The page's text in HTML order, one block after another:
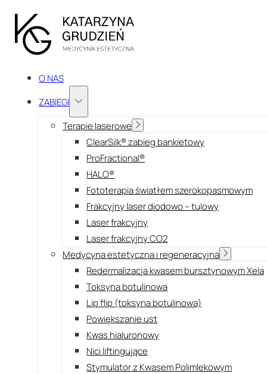
O NAS
ZABIEGI
Terapie laserowe
ClearSilk® zabieg bankietowy
ProFractional®
HALO®
Fototerapia światłem szerokopasmowym
Frakcyjny laser diodowo – tulowy
Laser frakcyjny
Laser frakcyjny CO2
Medycyna estetyczna i regeneracyjna
Redermalizacja kwasem bursztynowym Xela
Toksyna botulinowa
Lip flip (toksyna botulinowa)
Powiększanie ust
Kwas hialuronowy
Nici liftingujące
Stymulator z Kwasem Polimlekowym